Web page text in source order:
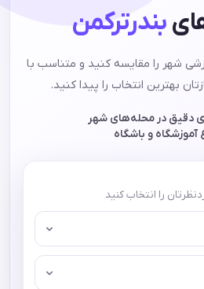
کنید و متناسب با
را پیدا کنید.
شهر
کنید